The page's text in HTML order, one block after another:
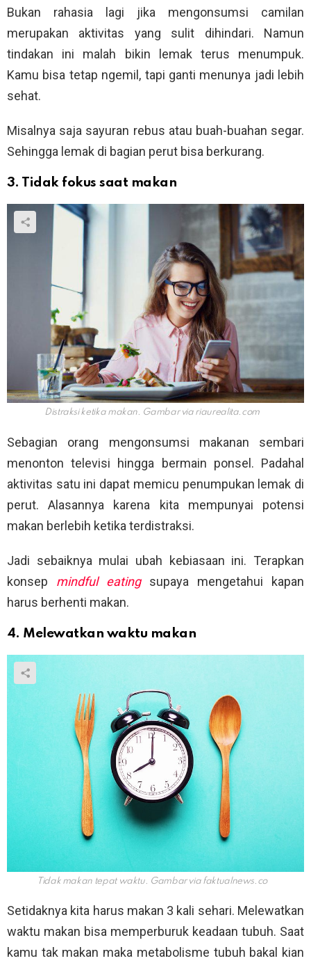
Bukan rahasia lagi jika mengonsumsi camilan
merupakan aktivitas yang sulit dihindari. Namun
tindakan ini malah bikin lemak terus menumpuk.
Kamu bisa tetap ngemil, tapi ganti menunya jadi lebih
sehat.
Misalnya saja sayuran rebus atau buah-buahan segar.
Sehingga lemak di bagian perut bisa berkurang.
3. Tidak fokus saat makan
Distraksi ketika makan. Gambar viariaurealita.com
Sebagian orang mengonsumsi makanan sembari
menonton televisi hingga bermain ponsel. Padahal
aktivitas satu ini dapat memicu penumpukan lemak di
perut. Alasannya karena kita mempunyai potensi
makan berlebih ketika terdistraksi.
Jadi sebaiknya mulai ubah kebiasaan ini. Terapkan
konsep mindful eating
supaya mengetahui kapan
harus berhenti makan.
4. Melewatkan waktu makan
Tidak makan tepat waktu. Gambar via faktualnews.co
Setidaknya kita harus makan 3 kali sehari. Melewatkan
waktu makan bisa memperburuk keadaan tubuh. Saat
kamu tak makan maka metabolisme tubuh bakal kian